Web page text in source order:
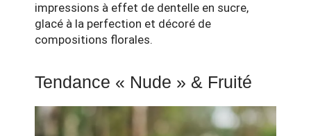
impressions à effet de dentelle en sucre,
glacé à la perfection et décoré de
compositions florales.
Tendance « Nude » & Fruité